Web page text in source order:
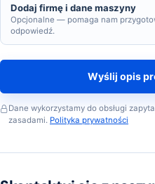
Dodaj firmę i dane maszyny
Opcjonalne — pomaga nam
odpowiedź.
Wyślij opis
Dane wykorzystamy do obsługi
zasadami. Polityka prywatności